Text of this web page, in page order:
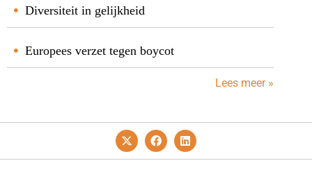
Diversiteit in gelijkheid
Europees verzet tegen boycot
Lees meer »